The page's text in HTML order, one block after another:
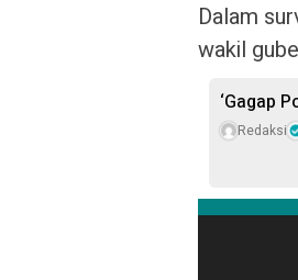
Dalam
wakil
‘Gagap
Redaksi